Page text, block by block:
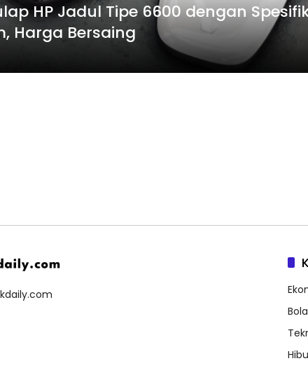
HP Jadul Tipe 6600 dengan
Harga Bersaing
Bola